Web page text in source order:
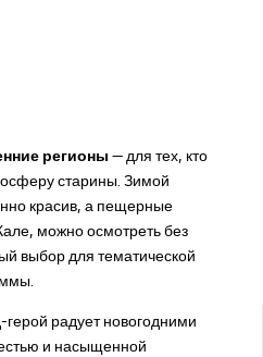
регионы — для тех, кто
старины. Зимой
красив, а пещерные
можно осмотреть без
выбор для тематической
герой радует новогодними
и насыщенной